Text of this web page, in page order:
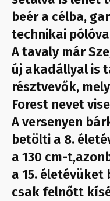
beér a célba,
technikai
A tavaly már
új akadállyal is
résztvevők,
Forest nevet
A versenyen
betölti a 8.
a 130 cm-
a 15.
csak felnőtt